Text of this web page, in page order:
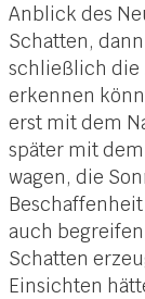
Anblick des
Schatten,
schließlich die
erkennen
erst mit dem
später mit
wagen, die
auch
Schatten
Einsichten